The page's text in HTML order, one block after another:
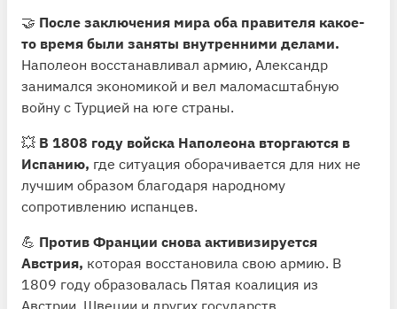
🤝 После заключения мира оба правителя какое-
то время были заняты внутренними делами.
Наполеон восстанавливал армию, Александр
занимался экономикой и вел маломасштабную
войну с Турцией на юге страны.
💥 В 1808 году войска Наполеона вторгаются в
Испанию, где ситуация оборачивается для них не
лучшим образом благодаря народному
сопротивлению испанцев.
💪 Против Франции снова активизируется
Австрия, которая восстановила свою армию. В
1809 году образовалась Пятая коалиция из